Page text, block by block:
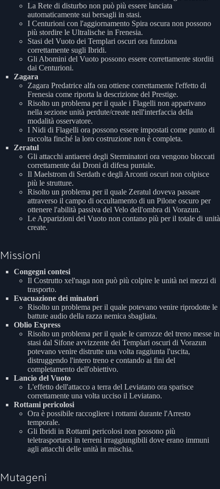
La Rete di disturbo non può più essere lanciata
automaticamente sui bersagli in stasi.
I Centurioni con l'aggiornamento Spira oscura non possono
più stordire le Ultralische in Frenesia.
Stasi del Vuoto dei Templari oscuri ora funziona
correttamente sugli Ibridi.
Gli Abomini del Vuoto possono essere correttamente storditi
dai Centurioni.
Zagara
Zagara Predatrice alfa ora ottiene correttamente l'effetto di
Frenesia come riporta la descrizione del Prestige.
Risolto un problema per il quale i Flagelli non apparivano
nella sezione unità perdute/create nell'interfaccia della
modalità osservatore.
I Nidi di Flagelli ora possono essere impostati come punto di
raccolta finché la loro costruzione non è completa.
Zeratul
Gli attacchi antiaerei degli Sterminatori ora vengono bloccati
correttamente dai Droni di difesa puntale.
Il Maelstrom di Serdath e degli Arconti oscuri non colpisce
più le strutture.
Risolto un problema per il quale Zeratul doveva passare
attraverso il campo di occultamento di un Pilone oscuro per
ottenere l'abilità passiva del Velo dell'ombra di Vorazun.
Le Apparizioni del Vuoto non contano più per il totale di unità
create.
Missioni
Congegni contesi
Il Costrutto xel'naga non può più colpire le unità nei mezzi di
trasporto.
Evacuazione dei minatori
Risolto un problema per il quale potevano venire riprodotte le
battute audio della razza nemica sbagliata.
Oblio Express
Risolto un problema per il quale le carrozze del treno messe in
stasi dal Sifone avvizzente dei Templari oscuri di Vorazun
potevano venire distrutte una volta raggiunta l'uscita,
distruggendo l'intero treno e contando ai fini del
completamento dell'obiettivo.
Lancio del Vuoto
L'effetto dell'attacco a terra del Leviatano ora sparisce
correttamente una volta ucciso il Leviatano.
Rottami pericolosi
Ora è possibile raccogliere i rottami durante l'Arresto
temporale.
Gli Ibridi in Rottami pericolosi non possono più
teletrasportarsi in terreni irraggiungibili dove erano immuni
agli attacchi delle unità in mischia.
Mutageni